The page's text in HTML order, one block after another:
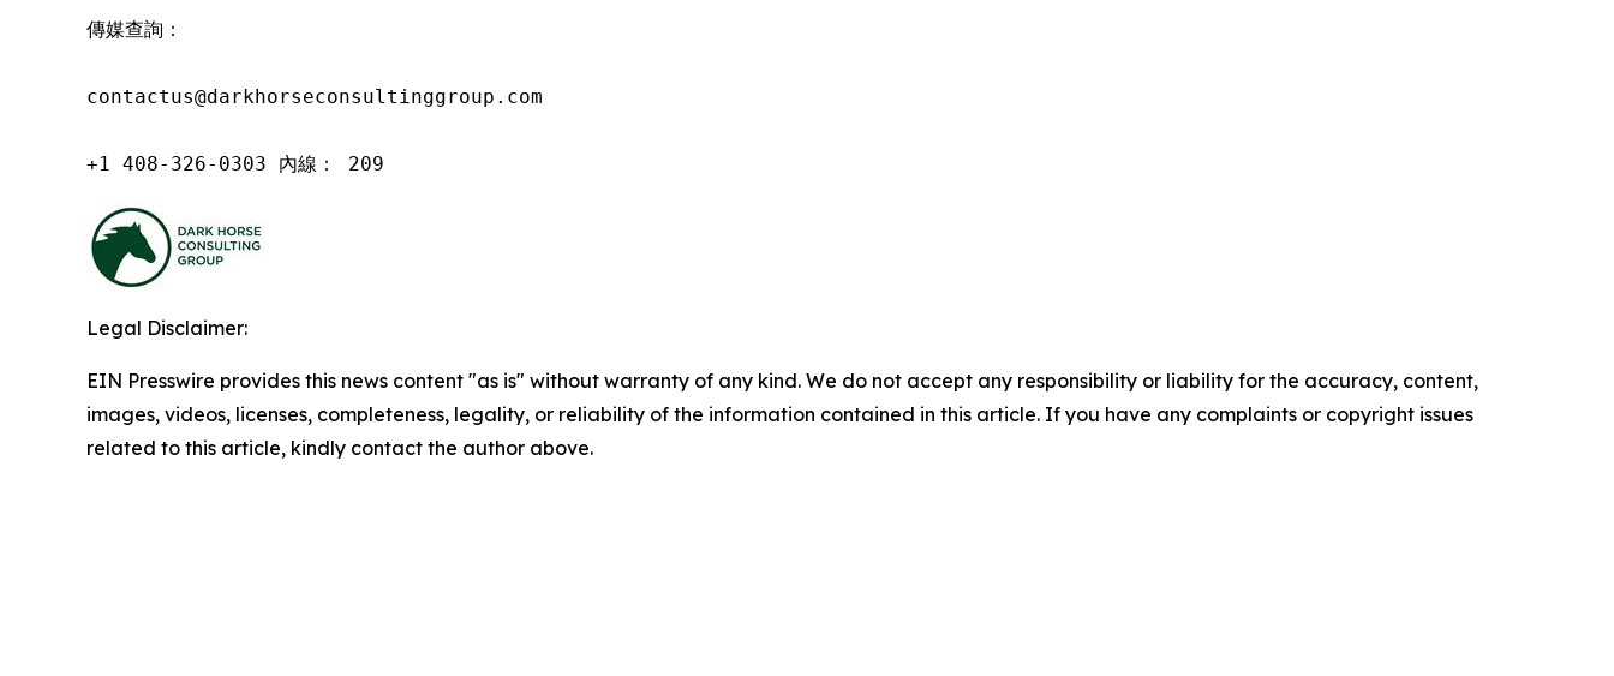
傳媒查詢：
contactus@darkhorseconsultinggroup.com
+1 408-326-0303 內線： 209
Legal Disclaimer:
EIN Presswire provides this news content "as is" without warranty of any kind. We do not accept any responsibility or liability for the accuracy, content,
images, videos, licenses, completeness, legality, or reliability of the information contained in this article. If you have any complaints or copyright issues
related to this article, kindly contact the author above.